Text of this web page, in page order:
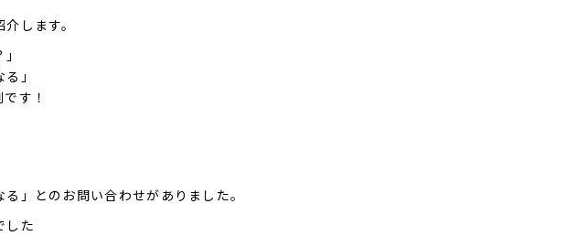
します。
」
す！
」とのお問い合わせがありました。
した